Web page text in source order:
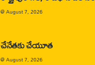
@August 7, 2026
చేనేతకు చేయూత
@August 7, 2026